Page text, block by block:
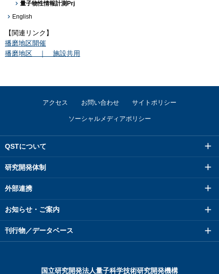
量子物性情報計測Prj
English
【関連リンク】
播磨地区開催
播磨地区 ｜ 施設共用
アクセス お問い合わせ サイトポリシー
ソーシャルメディアポリシー
QSTについて
研究開発体制
外部連携
お知らせ・ご案内
刊行物／データベース
国立研究開発法人量子科学技術研究開発機構